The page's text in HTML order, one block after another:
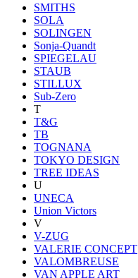
SMITHS
SOLA
SOLINGEN
Sonja-Quandt
SPIEGELAU
STAUB
STILLUX
Sub-Zero
T
T&G
TB
TOGNANA
TOKYO DESIGN
TREE IDEAS
U
UNECA
Union Victors
V
V-ZUG
VALERIE CONCEPT
VALOMBREUSE
VAN APPLE ART